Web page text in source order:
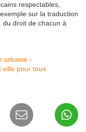
respectables,
sur la traduction
droit de chacun à
urbaine -
ville pour tous